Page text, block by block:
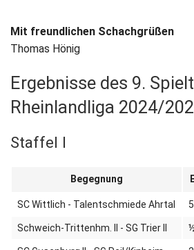
Mit freundlichen Schachgrüßen
Thomas Hönig
Ergebnisse des 9.
Rheinlandliga 2024/
Staffel I
Begegnung
SC Wittlich - Talentschmiede Ahrtal
Schweich-Trittenhm. II - SG Trier II